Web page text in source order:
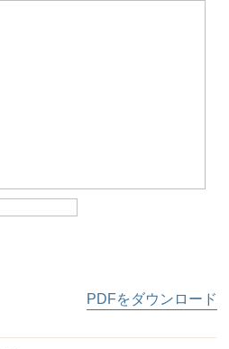
PDFをダウンロード